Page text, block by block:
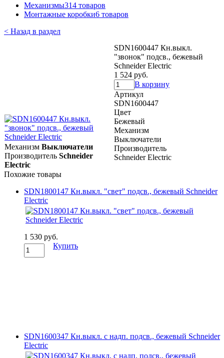
Механизмы314 товаров
Монтажные коробки6 товаров
< Назад в раздел
SDN1600447 Кн.выкл.
"звонок" подсв., бежевый
Schneider Electric
1 524 руб.
В корзину
Артикул
SDN1600447
Цвет
Бежевый
Механизм
Выключатели
Производитель
Schneider Electric
Механизм Выключатели
Производитель Schneider
Electric
Похожие товары
SDN1800147 Кн.выкл. "свет" подсв., бежевый Schneider
Electric
1 530 руб.
Купить
SDN1600347 Кн.выкл. с надп. подсв., бежевый Schneider
Electric